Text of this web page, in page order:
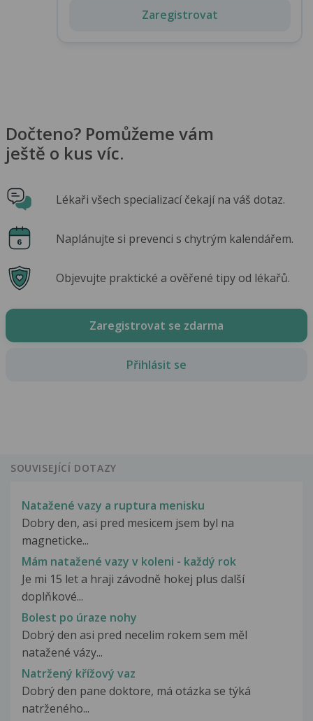
Zaregistrovat
Dočteno? Pomůžeme vám
ještě o kus víc.
Lékaři všech specializací čekají na váš dotaz.
Naplánujte si prevenci s chytrým kalendářem.
Objevujte praktické a ověřené tipy od lékařů.
Zaregistrovat se zdarma
Přihlásit se
SOUVISEJÍCÍ DOTAZY
Natažené vazy a ruptura menisku
Dobry den, asi pred mesicem jsem byl na
magneticke...
Mám natažené vazy v koleni - každý rok
Je mi 15 let a hraji závodně hokej plus další
doplňkové...
Bolest po úraze nohy
Dobrý den asi pred necelim rokem sem měl
natažené vázy...
Natržený křížový vaz
Dobrý den pane doktore, má otázka se týká
natrženého...